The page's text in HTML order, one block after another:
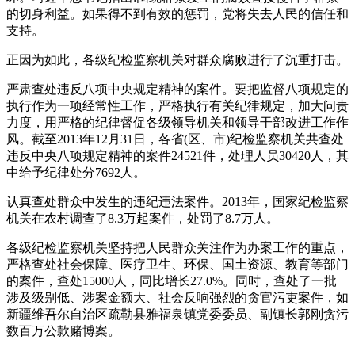
的切身利益。如果得不到有效的惩罚，党将失去人民的信任和
支持。
正因为如此，各级纪检监察机关对群众腐败进行了沉重打击。
严肃查处违反八项中央规定精神的案件。要把监督八项规定的
执行作为一项经常性工作，严格执行有关纪律规定，加大问责
力度，用严格的纪律督促各级领导机关和领导干部改进工作作
风。截至2013年12月31日，各省(区、市)纪检监察机关共查处
违反中央八项规定精神的案件24521件，处理人员30420人，其
中给予纪律处分7692人。
认真查处群众中发生的违纪违法案件。2013年，国家纪检监察
机关在农村调查了8.3万起案件，处罚了8.7万人。
各级纪检监察机关坚持把人民群众关注作为办案工作的重点，
严格查处社会保障、医疗卫生、环保、国土资源、教育等部门
的案件，查处15000人，同比增长27.0%。同时，查处了一批
涉及级别低、涉案金额大、社会反响强烈的贪官污吏案件，如
新疆维吾尔自治区疏勒县雅福泉镇党委委员、副镇长郭刚贪污
数百万公款赌博案。